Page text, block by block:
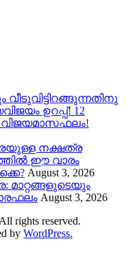
ഉറപ്പ്! 12
വിജയമാസഫലം!
നക്ഷത്ര
ഈ വാരം
August 3, 2026
മാറ്റങ്ങളുടെയും
August 3, 2026
All rights reserved.
by WordPress.